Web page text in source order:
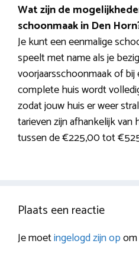
Wat zijn de
schoonmaak in Den
Je kunt een eenmalige
speelt met name als je
voorjaarsschoonmaak of
complete huis wordt
zodat jouw huis er weer
tarieven zijn afhankelijk
tussen de €225,00 tot
Plaats een reactie
Je moetingelogd zijn op